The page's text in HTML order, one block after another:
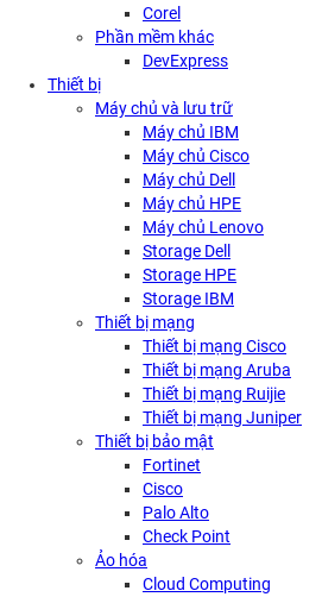
Corel
Phần mềm khác
DevExpress
Thiết bị
Máy chủ và lưu trữ
Máy chủ IBM
Máy chủ Cisco
Máy chủ Dell
Máy chủ HPE
Máy chủ Lenovo
Storage Dell
Storage HPE
Storage IBM
Thiết bị mạng
Thiết bị mạng Cisco
Thiết bị mạng Aruba
Thiết bị mạng Ruijie
Thiết bị mạng Juniper
Thiết bị bảo mật
Fortinet
Cisco
Palo Alto
Check Point
Ảo hóa
Cloud Computing